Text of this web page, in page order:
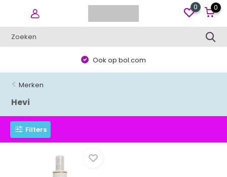
0 0
Ook op bol.com
Merken
Hevi
Filters